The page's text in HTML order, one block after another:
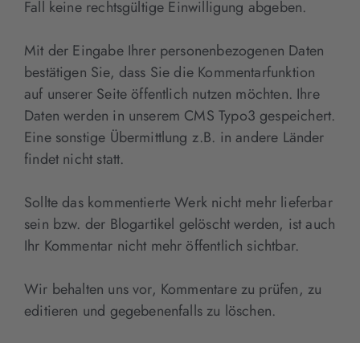
Fall keine rechtsgültige Einwilligung abgeben.
Mit der Eingabe Ihrer personenbezogenen Daten
bestätigen Sie, dass Sie die Kommentarfunktion
auf unserer Seite öffentlich nutzen möchten. Ihre
Daten werden in unserem CMS Typo3 gespeichert.
Eine sonstige Übermittlung z.B. in andere Länder
findet nicht statt.
Sollte das kommentierte Werk nicht mehr lieferbar
sein bzw. der Blogartikel gelöscht werden, ist auch
Ihr Kommentar nicht mehr öffentlich sichtbar.
Wir behalten uns vor, Kommentare zu prüfen, zu
editieren und gegebenenfalls zu löschen.